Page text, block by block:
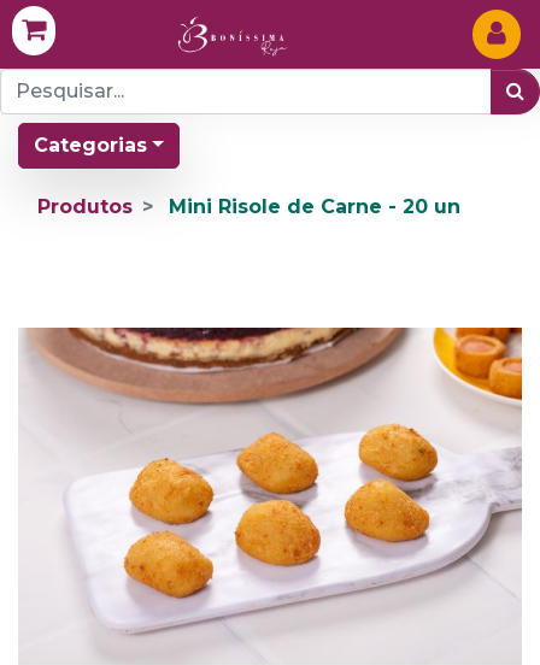
Categorias
Produtos Mini Risole de Carne - 20 un